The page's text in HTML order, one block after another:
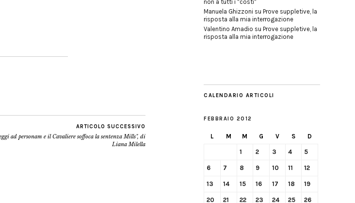
ARTICOLO SUCCESSIVO
ad personam e il Cavaliere soffoca la sentenza Mills", di
Liana Milella
non a tutti i “costi”
Manuela Ghizzoni su Prove suppletive, la
risposta alla mia interrogazione
Valentino Amadio su Prove suppletive, la
risposta alla mia interrogazione
CALENDARIO ARTICOLI
FEBBRAIO 2012
L M M G V S D
1 2 3 4 5
6 7 8 9 10 11 12
13 14 15 16 17 18 19
20 21 22 23 24 25 26